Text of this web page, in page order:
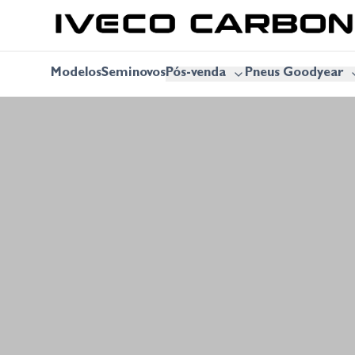
ModelosSeminovosPós-venda Pneus Goodyear